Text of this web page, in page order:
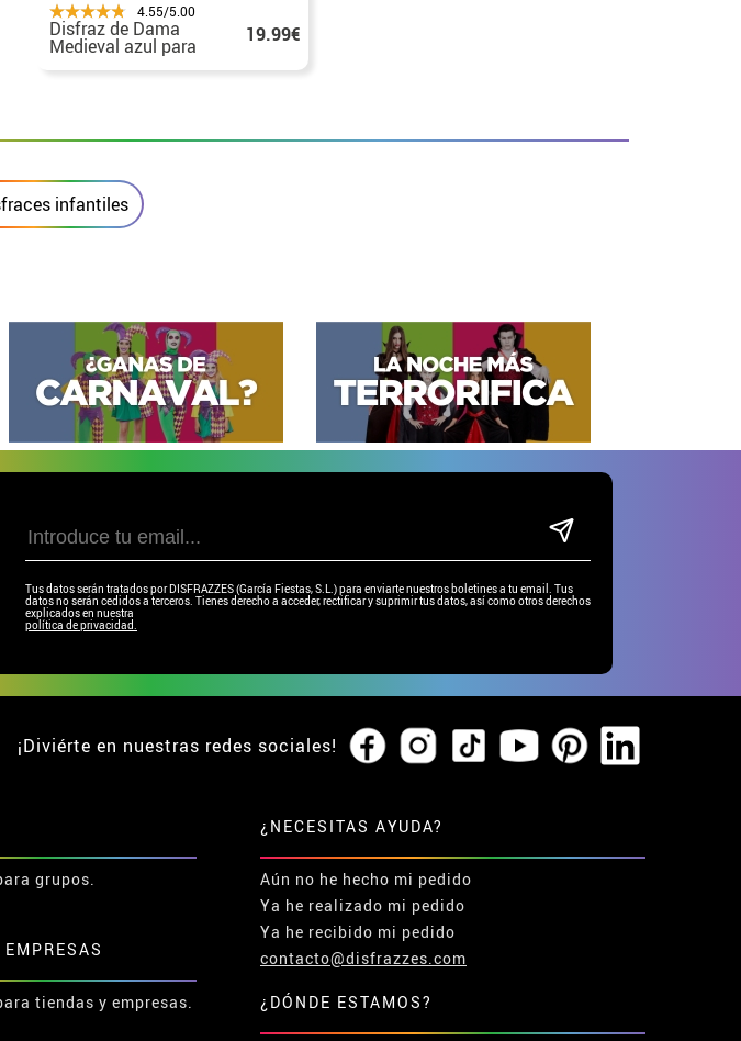
4.55/5.00
Disfraz de Dama
Medieval azul para 19.99€
infantiles
Tus datos serán tratados por DISFRAZZES (García Fiestas, S.L.) para enviarte nuestros boletines a tu email. Tus
datos no serán cedidos a terceros. Tienes derecho a acceder, rectificar y suprimir tus datos, así como otros derechos
explicados en nuestra
política de privacidad.
¡Diviérte en nuestras redes sociales!
grupos.
tiendas y empresas.
¿NECESITAS AYUDA?
Aún no he hecho mi pedido
Ya he realizado mi pedido
Ya he recibido mi pedido
contacto@disfrazzes.com
¿DÓNDE ESTAMOS?